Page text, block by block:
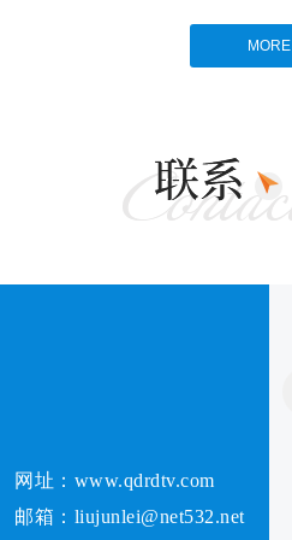
MORE
网址：www.qdrdtv.com
邮箱：liujunlei@net532.net